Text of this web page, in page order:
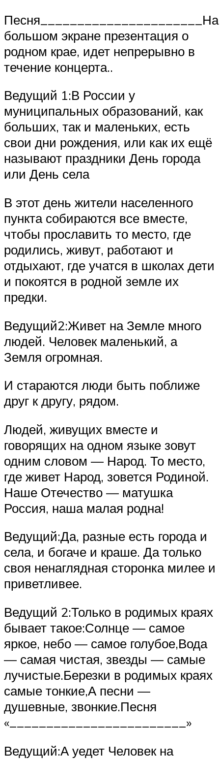
Песня______________________На
большом экране презентация о
родном крае, идет непрерывно в
течение концерта..
Ведущий 1:В России у
муниципальных образований, как
больших, так и маленьких, есть
свои дни рождения, или как их ещё
называют праздники День города
или День села
В этот день жители населенного
пункта собираются все вместе,
чтобы прославить то место, где
родились, живут, работают и
отдыхают, где учатся в школах дети
и покоятся в родной земле их
предки.
Ведущий2:Живет на Земле много
людей. Человек маленький, а
Земля огромная.
И стараются люди быть поближе
друг к другу, рядом.
Людей, живущих вместе и
говорящих на одном языке зовут
одним словом — Народ. То место,
где живет Народ, зовется Родиной.
Наше Отечество — матушка
Россия, наша малая родна!
Ведущий:Да, разные есть города и
села, и богаче и краше. Да только
своя ненаглядная сторонка милее и
приветливее.
Ведущий 2:Только в родимых краях
бывает такое:Солнце — самое
яркое, небо — самое голубое,Вода
— самая чистая, звезды — самые
лучистые.Березки в родимых краях
самые тонкие,А песни —
душевные, звонкие.Песня
«________________________»
Ведущий:А уедет Человек на